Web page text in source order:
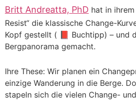
Britt Andreatta, PhD hat in
Resist“ die klassische Change-
Kopf gestellt ( 📕 Buchtipp) – und
Bergpanorama gemacht.
Ihre These: Wir planen ein
einzige Wanderung in die Berge.
stapeln sich die vielen Change- und